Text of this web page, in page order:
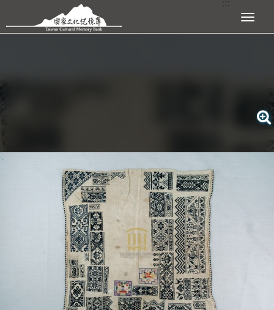
跳到主要內容區塊 展開選單